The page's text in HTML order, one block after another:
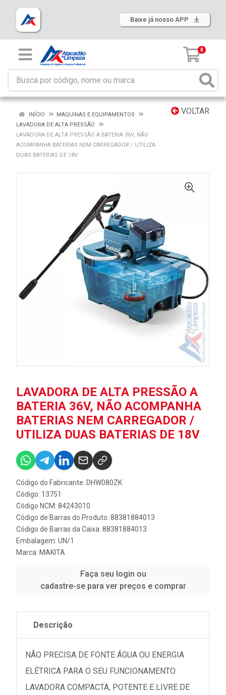
Baixe já nosso APP
0
VOLTAR
INÍCIO
MAQUINAS E EQUIPAMENTOS
LAVADORA DE ALTA PRESSÃO
LAVADORA DE ALTA PRESSÃO A BATERIA 36V, NÃO
ACOMPANHA BATERIAS NEM CARREGADOR / UTILIZA
DUAS BATERIAS DE 18V
LAVADORA DE ALTA PRESSÃO A
BATERIA 36V, NÃO ACOMPANHA
BATERIAS NEM CARREGADOR /
UTILIZA DUAS BATERIAS DE 18V
Código do Fabricante: DHW080ZK
Código: 13751
Código NCM: 84243010
Código de Barras do Produto: 88381884013
Código de Barras da Caixa: 88381884013
Embalagem: UN/1
Marca: MAKITA
Faça seu login ou
cadastre-se para ver preços e comprar
Descrição
NÃO PRECISA DE FONTE ÁGUA OU ENERGIA
ELÉTRICA PARA O SEU FUNCIONAMENTO.
LAVADORA COMPACTA, POTENTE E LIVRE DE